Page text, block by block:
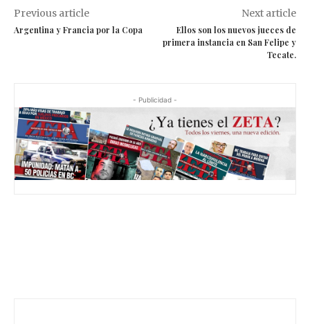
Previous article
Argentina y Francia por la Copa
Next article
Ellos son los nuevos jueces de
primera instancia en San Felipe y
Tecate.
- Publicidad -